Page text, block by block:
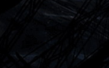
2240